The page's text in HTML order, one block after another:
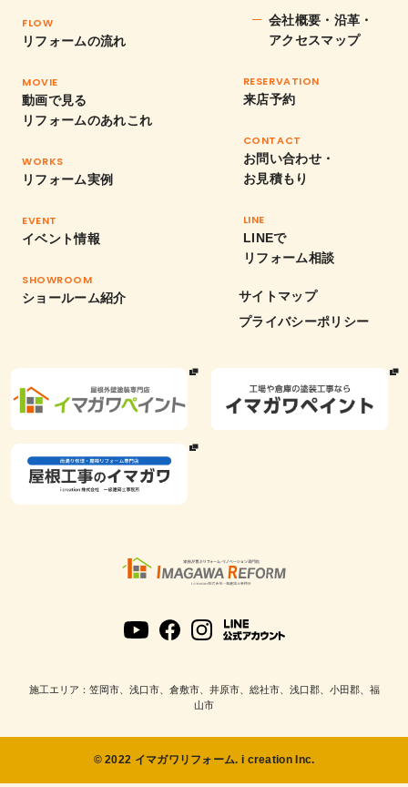
FLOW
リフォームの流れ
MOVIE
動画で見る
リフォームのあれこれ
WORKS
リフォーム実例
EVENT
イベント情報
SHOWROOM
ショールーム紹介
会社概要・沿革・
アクセスマップ
RESERVATION
来店予約
CONTACT
お問い合わせ・
お見積もり
LINE
LINEで
リフォーム相談
サイトマップ
プライバシーポリシー
施工エリア：笠岡市、浅口市、倉敷市、井原市、総社市、浅口郡、小田郡、福
山市
© 2022 イマガワリフォーム. i creation Inc.